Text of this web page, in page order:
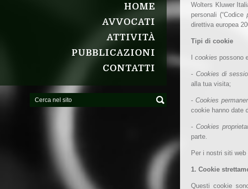
HOME
AVVOCATI
ATTIVITÀ
PUBBLICAZIONI
CONTATTI
Wolters Kluwer
personali (“Codice
direttiva europea
Tipi di cookie
Icookies possono
- Cookies di
alla tua visita;
-Cookies
cookie hanno date
-Cookies
parte.
Per i nostri siti
1. Cookie
Questi cookie